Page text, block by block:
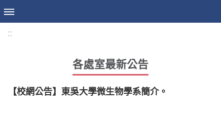
:::
各處室最新公告
【校網公告】東吳大學微生物學系簡介。